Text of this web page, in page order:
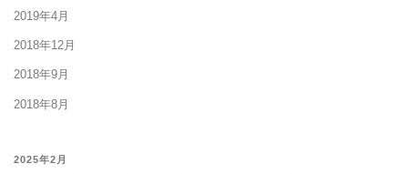
2019年4月
2018年12月
2018年9月
2018年8月
2025年2月